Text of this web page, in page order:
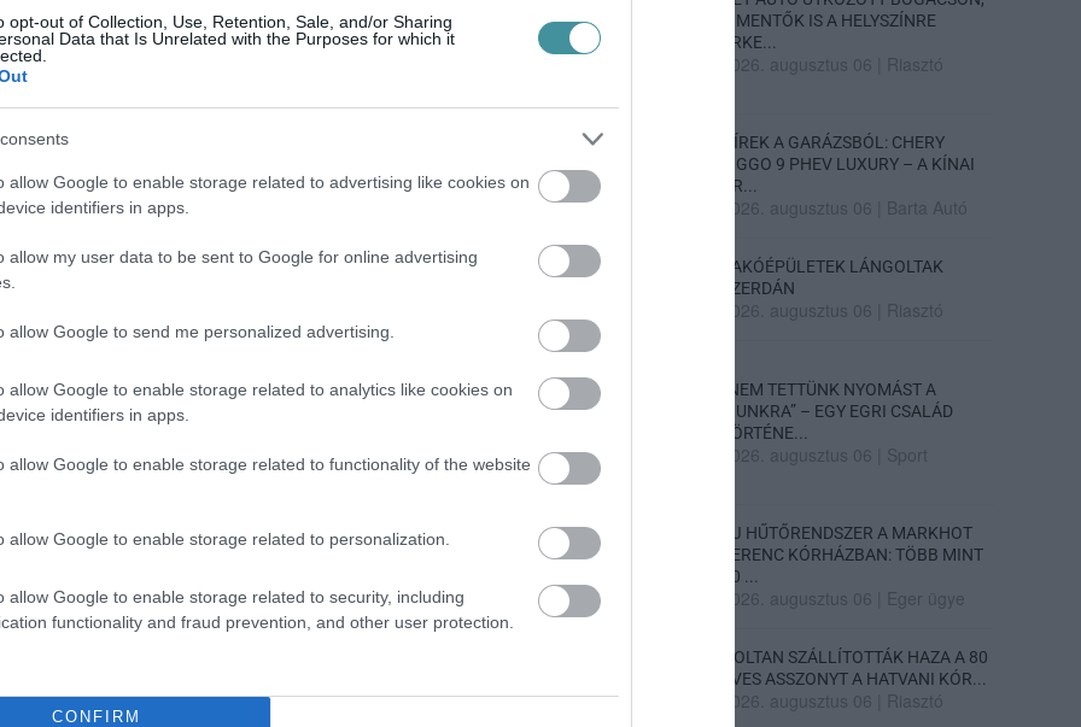
opt-out of Collection, Use, Retention, Sale, and/or Sharing
Data that Is Unrelated with the Purposes for which it
allow Google to enable storage related to advertising like cookies on
identifiers in apps.
allow my user data to be sent to Google for online advertising
allow Google to send me personalized advertising.
allow Google to enable storage related to analytics like cookies on
identifiers in apps.
allow Google to enable storage related to functionality of the website
allow Google to enable storage related to personalization.
allow Google to enable storage related to security, including
functionality and fraud prevention, and other user protection.
CONFIRM
A KÜLFÖLDI TURISTÁKAT - VIDEÓ
közhely, hogy a koronavírus-járvány
környékére látogató külföldi turisták
a Magyar Turisztikai Ügynökség által
is megpróbálnak terjeszteni.
Nonprofit Kft.
A MENTŐK IS A HELYSZÍNRE
ÉRKE...
2026. augusztus 06 Riasztó
HÍREK A GARÁZSBÓL: CHERY
TIGGO 9 PHEV LUXURY – A KÍNAI
PR...
2026. augusztus 06 Barta Autó
LAKÓÉPÜLETEK LÁNGOLTAK
SZERDÁN
2026. augusztus 06 Riasztó
„NEM TETTÜNK NYOMÁST A
FIUNKRA” – EGY EGRI CSALÁD
TÖRTÉNE...
2026. augusztus 06 Sport
ÚJ HŰTŐRENDSZER A MARKHOT
FERENC KÓRHÁZBAN: TÖBB MINT
70 ...
2026. augusztus 06 Eger ügye
HOLTAN SZÁLLÍTOTTÁK HAZA A 80
ÉVES ASSZONYT A HATVANI KÓR...
2026. augusztus 06 Riasztó